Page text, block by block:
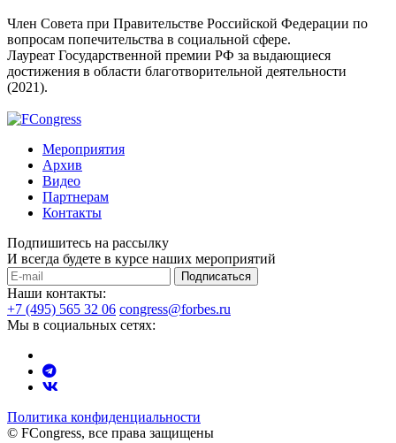
Член Совета при Правительстве Российской Федерации по
вопросам попечительства в социальной сфере.
Лауреат Государственной премии РФ за выдающиеся
достижения в области благотворительной деятельности
(2021).
Мероприятия
Архив
Видео
Партнерам
Контакты
Подпишитесь на рассылку
И всегда будете в курсе наших мероприятий
Подписаться
Наши контакты:
+7 (495) 565 32 06 congress@forbes.ru
Мы в социальных сетях:
Политика конфиденциальности
© FCongress, все права защищены